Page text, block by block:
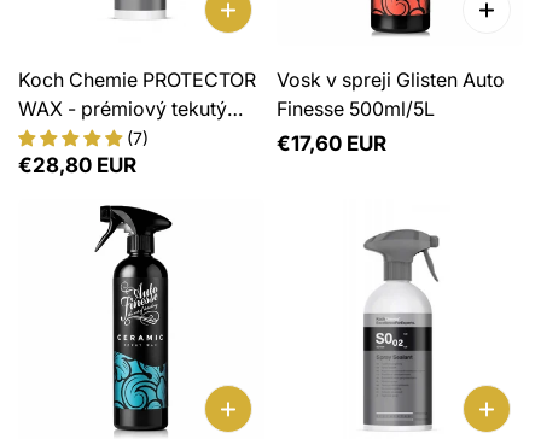
Čistenie diskov a pneumatík
Ochrana diskov a pneumatík
Čistenie a leštenie okien
Ochrana okien, tekuté stierače
Doplnky na okná
Textil a čalúnenia
Čistenie textilu a čalúnení
Impregnácia textilu a čalúnení
Tornádor a napeňovače
Merače laku
Škrabky a metličky
Zmesy do ostrekovačov
Koch Chemie PROTECTOR
WAX - prémiový tekutý
vosk 1L
(7)
Normálna
€28,80 EUR
Vosk v spreji Glisten Auto
Finesse 500ml/5L
Normálna
€17,60 EUR